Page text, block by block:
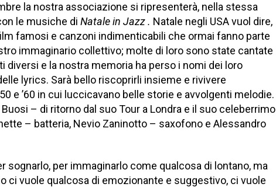
la nostra associazione si ripresenterà, nella stessa
le musiche di Natale in Jazz . Natale negli USA vuol dire,
famosi e canzoni indimenticabili che ormai fanno parte
immaginario collettivo; molte di loro sono state cantate
diversi e la nostra memoria ha perso i nomi dei loro
lyrics. Sarà bello riscoprirli insieme e rivivere
e ’60 in cui luccicavano belle storie e avvolgenti melodie.
– di ritorno dal suo Tour a Londra e il suo celeberrimo
– batteria, Nevio Zaninotto – saxofono e Alessandro
sognarlo, per immaginarlo come qualcosa di lontano, ma
ci vuole qualcosa di emozionante e suggestivo, ci vuole